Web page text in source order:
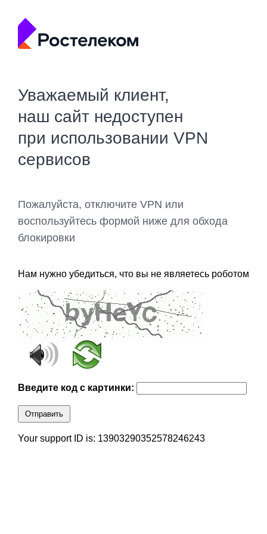
Уважаемый клиент,
наш сайт недоступен
при использовании VPN
сервисов
Пожалуйста, отключите VPN или
воспользуйтесь формой ниже для обхода
блокировки
Нам нужно убедиться, что вы не являетесь роботом
Введите код с картинки:
Отправить
Your support ID is: 13903290352578246243